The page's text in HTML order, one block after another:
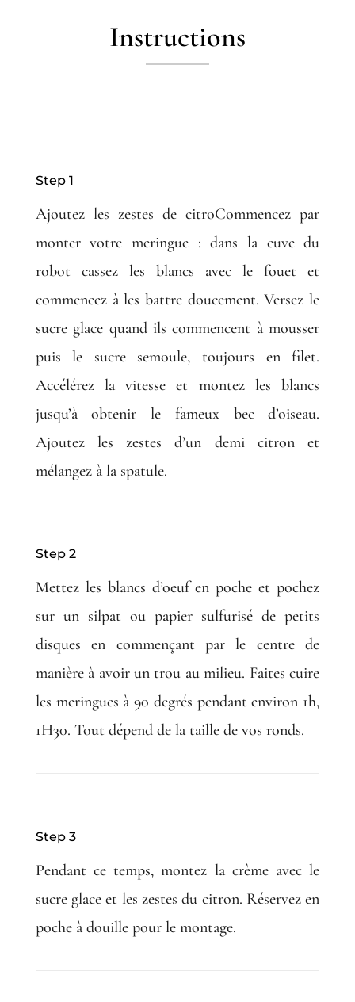
Instructions
Step 1
Ajoutez les zestes de citroCommencez par
monter votre meringue : dans la cuve du
robot cassez les blancs avec le fouet et
commencez à les battre doucement. Versez le
sucre glace quand ils commencent à mousser
puis le sucre semoule, toujours en filet.
Accélérez la vitesse et montez les blancs
jusqu’à obtenir le fameux bec d’oiseau.
Ajoutez les zestes d’un demi citron et
mélangez à la spatule.
Step 2
Mettez les blancs d’oeuf en poche et pochez
sur un silpat ou papier sulfurisé de petits
disques en commençant par le centre de
manière à avoir un trou au milieu. Faites cuire
les meringues à 90 degrés pendant environ 1h,
1H30. Tout dépend de la taille de vos ronds.
Step 3
Pendant ce temps, montez la crème avec le
sucre glace et les zestes du citron. Réservez en
poche à douille pour le montage.